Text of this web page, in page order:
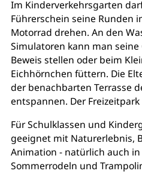
Im Kinderverkehrsgarten
Führerschein seine Runden
Motorrad drehen. An den
Simulatoren kann man
Beweis stellen oder beim
Eichhörnchen füttern. Die
der benachbarten Terrasse
entspannen. Der
Für Schulklassen und
geeignet mit Naturerlebnis,
Animation - natürlich auch
Sommerrodeln und